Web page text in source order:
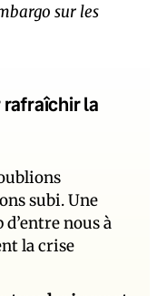
sur les
rafraîchir la
subi. Une
nous à
la crise